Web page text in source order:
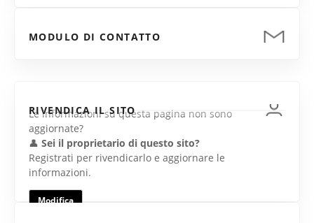
MODULO DI CONTATTO
RIVENDICA IL SITO
Le informazioni su questa pagina non sono
aggiornate?
👤 Sei il proprietario di questo sito?
Registrati per rivendicarlo e aggiornare le
informazioni.
Modifica